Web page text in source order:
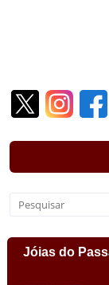
Jóias do